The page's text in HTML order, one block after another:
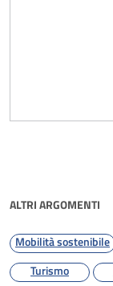
ALTRI ARGOMENTI
Mobilità sostenibile
Turismo